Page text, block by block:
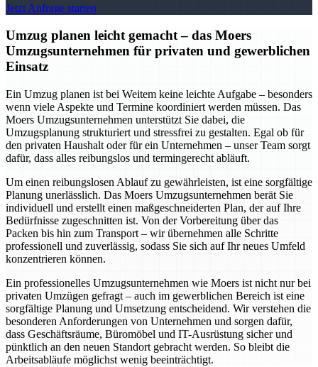
Jetzt Anfrage starten
Umzug planen leicht gemacht – das Moers
Umzugsunternehmen für privaten und gewerblichen
Einsatz
Ein Umzug planen ist bei Weitem keine leichte Aufgabe – besonders
wenn viele Aspekte und Termine koordiniert werden müssen. Das
Moers Umzugsunternehmen unterstützt Sie dabei, die
Umzugsplanung strukturiert und stressfrei zu gestalten. Egal ob für
den privaten Haushalt oder für ein Unternehmen – unser Team sorgt
dafür, dass alles reibungslos und termingerecht abläuft.
Um einen reibungslosen Ablauf zu gewährleisten, ist eine sorgfältige
Planung unerlässlich. Das Moers Umzugsunternehmen berät Sie
individuell und erstellt einen maßgeschneiderten Plan, der auf Ihre
Bedürfnisse zugeschnitten ist. Von der Vorbereitung über das
Packen bis hin zum Transport – wir übernehmen alle Schritte
professionell und zuverlässig, sodass Sie sich auf Ihr neues Umfeld
konzentrieren können.
Ein professionelles Umzugsunternehmen wie Moers ist nicht nur bei
privaten Umzügen gefragt – auch im gewerblichen Bereich ist eine
sorgfältige Planung und Umsetzung entscheidend. Wir verstehen die
besonderen Anforderungen von Unternehmen und sorgen dafür,
dass Geschäftsräume, Büromöbel und IT-Ausrüstung sicher und
pünktlich an den neuen Standort gebracht werden. So bleibt die
Arbeitsabläufe möglichst wenig beeinträchtigt.